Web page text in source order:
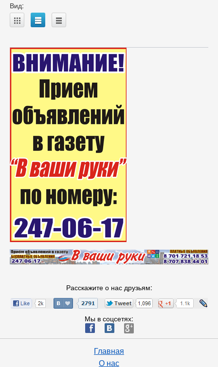
Вид:
A B C
Расскажите о нас друзьям:
Мы в соцсетях:
ä æ è
Главная
О нас